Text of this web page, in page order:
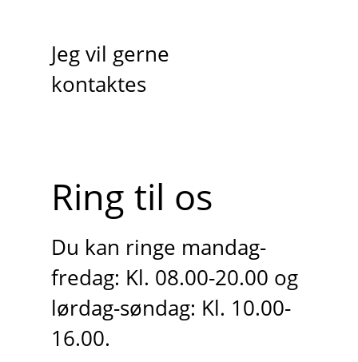
Jeg vil gerne
kontaktes
Ring til os
Du kan ringe mandag-
fredag: Kl. 08.00-20.00 og
lørdag-søndag: Kl. 10.00-
16.00.